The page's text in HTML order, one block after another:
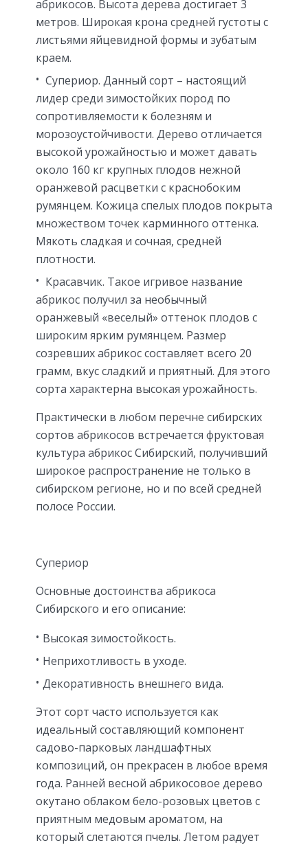
абрикосов. Высота дерева достигает 3
метров. Широкая крона средней густоты с
листьями яйцевидной формы и зубатым
краем.
Супериор. Данный сорт – настоящий
лидер среди зимостойких пород по
сопротивляемости к болезням и
морозоустойчивости. Дерево отличается
высокой урожайностью и может давать
около 160 кг крупных плодов нежной
оранжевой расцветки с краснобоким
румянцем. Кожица спелых плодов покрыта
множеством точек карминного оттенка.
Мякоть сладкая и сочная, средней
плотности.
Красавчик. Такое игривое название
абрикос получил за необычный
оранжевый «веселый» оттенок плодов с
широким ярким румянцем. Размер
созревших абрикос составляет всего 20
грамм, вкус сладкий и приятный. Для этого
сорта характерна высокая урожайность.
Практически в любом перечне сибирских
сортов абрикосов встречается фруктовая
культура абрикос Сибирский, получивший
широкое распространение не только в
сибирском регионе, но и по всей средней
полосе России.
Супериор
Основные достоинства абрикоса
Сибирского и его описание:
Высокая зимостойкость.
Неприхотливость в уходе.
Декоративность внешнего вида.
Этот сорт часто используется как
идеальный составляющий компонент
садово-парковых ландшафтных
композиций, он прекрасен в любое время
года. Ранней весной абрикосовое дерево
окутано облаком бело-розовых цветов с
приятным медовым ароматом, на
который слетаются пчелы. Летом радует